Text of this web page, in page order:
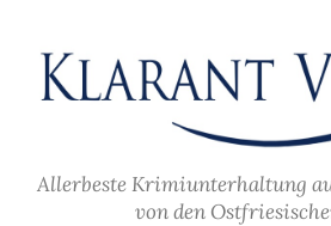
Inhalt
überspringen
Allerbeste Krimiunterhaltung
von den